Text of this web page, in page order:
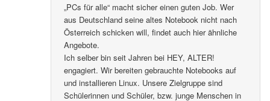
„PCs für alle“ macht sicher einen guten Job. Wer
aus Deutschland seine altes Notebook nicht nach
Österreich schicken will, findet auch hier ähnliche
Angebote.
Ich selber bin seit Jahren bei HEY, ALTER!
engagiert. Wir bereiten gebrauchte Notebooks auf
und installieren Linux. Unsere Zielgruppe sind
Schülerinnen und Schüler, bzw. junge Menschen in